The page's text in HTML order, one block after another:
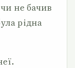
не бачив
рідна